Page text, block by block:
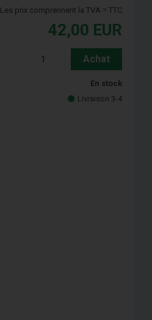
Les prix comprennent la TVA = TTC
42,00 EUR
Achat
En stock
Livraison 3-4